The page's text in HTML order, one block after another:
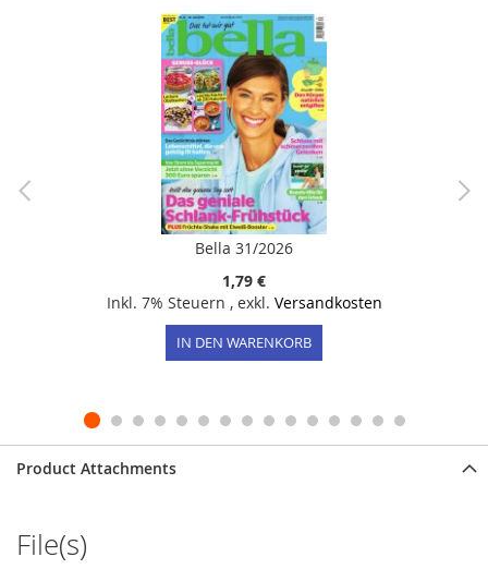
Bella 31/2026
1,79 €
Inkl. 7% Steuern , exkl. Versandkosten
IN DEN WARENKORB
Product Attachments
File(s)